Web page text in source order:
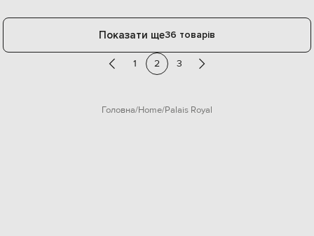
Показати ще36 товарів
1 2 3
Головна Home Palais Royal